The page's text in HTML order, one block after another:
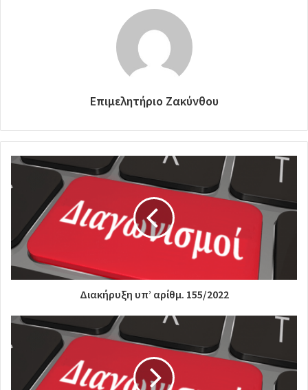
Επιμελητήριο Ζακύνθου
Διακήρυξη υπ’ αρίθμ. 155/2022